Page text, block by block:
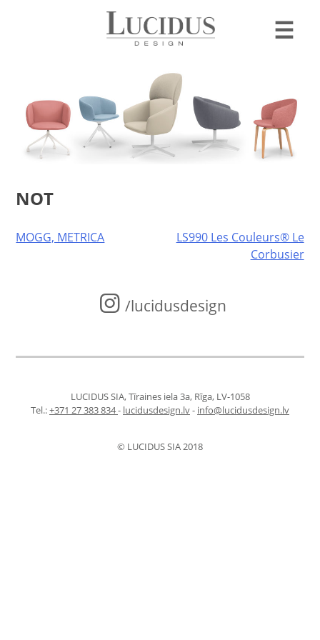
☰
NOT
Post
MOGG, METRICA
LS990 Les Couleurs® Le
Corbusier
/lucidusdesign
LUCIDUS SIA, Tīraines iela 3a, Rīga, LV-1058
Tel.:+371 27 383 834- lucidusdesign.lv- info@lucidusdesign.lv
© LUCIDUS SIA 2018